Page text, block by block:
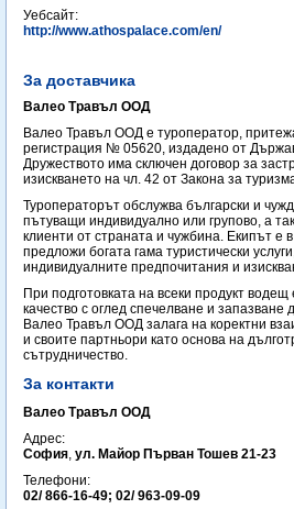
Уебсайт:
http://www.athospalace.com/en/
За доставчика
Валео Травъл ООД
Валео Травъл ООД е туроператор,
регистрация № 05620, издадено от
Дружеството има сключен договор за
изискването на чл. 42 от Закона за
Туроператорът обслужва български и
пътуващи индивидуално или групово, а
клиенти от страната и чужбина. Екипът е
предложи богата гама туристически
индивидуалните предпочитания и
При подготовката на всеки продукт
качество с оглед спечелване и запазване
Валео Травъл ООД залага на коректни
и своите партньори като основа на
сътрудничество.
За контакти
Валео Травъл ООД
Адрес:
София, ул. Майор Първан Тошев 21-23
Телефони:
02/ 866-16-49; 02/ 963-09-09